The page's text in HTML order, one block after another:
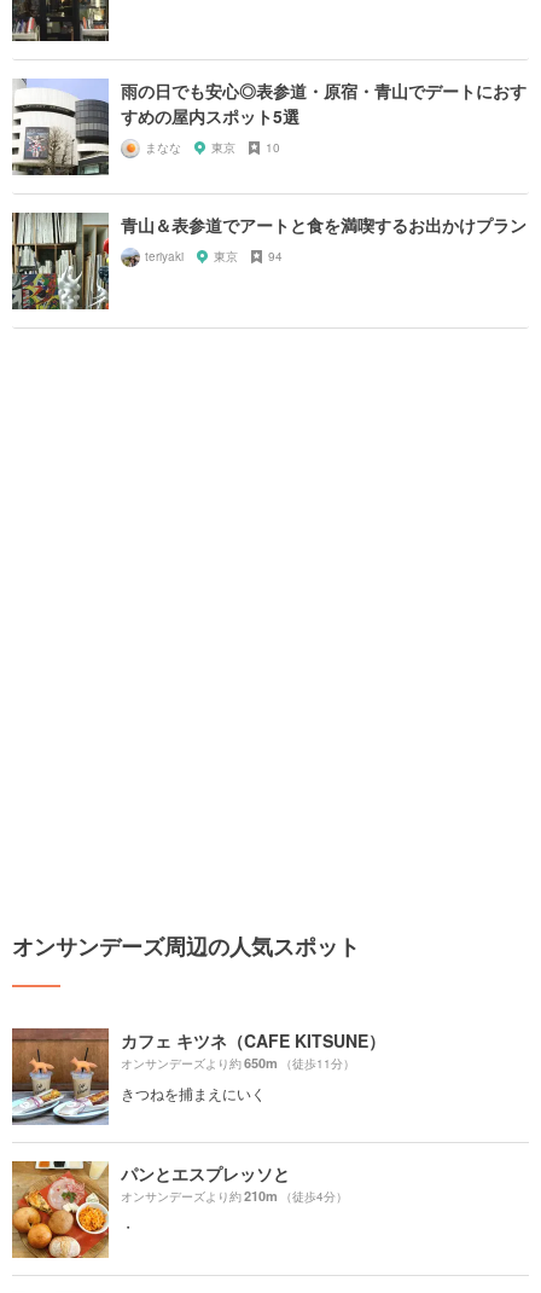
雨の日でも安心◎表参道・原宿・青山でデートにおす
すめの屋内スポット5選
まなな 東京 10
青山＆表参道でアートと食を満喫するお出かけプラン
teriyaki 東京 94
オンサンデーズ周辺の人気スポット
カフェ キツネ（CAFE KITSUNE）
オンサンデーズより約650m （徒歩11分）
きつねを捕まえにいく
パンとエスプレッソと
オンサンデーズより約210m （徒歩4分）
・